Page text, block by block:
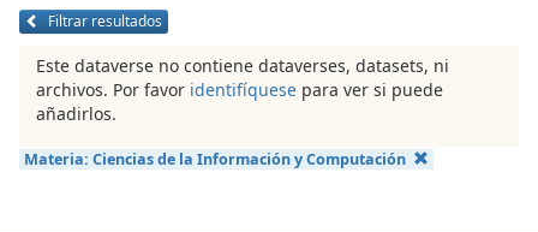
Filtrar resultados
Este dataverse no contiene dataverses, datasets, ni
archivos. Por favor identifíquese para ver si puede
añadirlos.
Materia: Ciencias de la Información y Computación